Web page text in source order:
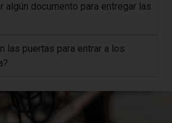
algún documento para entregar las
las puertas para entrar a los